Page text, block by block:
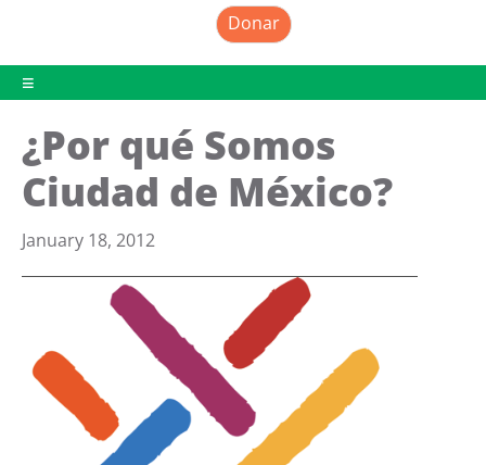
Donar
¿Por qué Somos
Ciudad de México?
January 18, 2012